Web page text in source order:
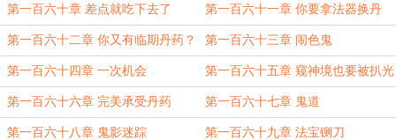
第一百六十章 差点就吃下去了 第一百六十一章 你要拿法器换丹
药？
第一百六十二章 你又有临期丹药？ 第一百六十三章 闹色鬼
第一百六十四章 一次机会 第一百六十五章 窥神境也要被扒光
第一百六十六章 完美承受丹药 第一百六十七章 鬼道
第一百六十八章 鬼影迷踪 第一百六十九章 法宝铡刀